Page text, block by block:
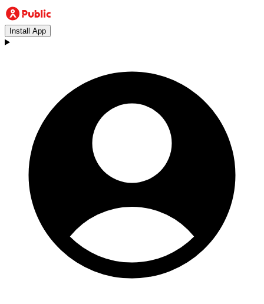
Install App